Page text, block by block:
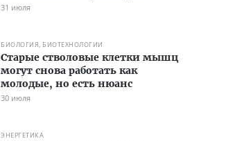
31 июля
БИОЛОГИЯ, БИОТЕХНОЛОГИИ
Старые стволовые клетки мышц
могут снова работать как
молодые, но есть нюанс
30 июля
ЭНЕРГЕТИКА